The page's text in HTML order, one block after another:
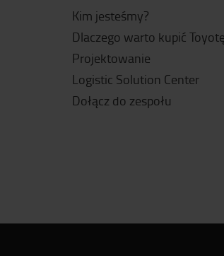
Kim jesteśmy?
Dlaczego warto kupić Toyotę
Projektowanie
Logistic Solution Center
Dołącz do zespołu